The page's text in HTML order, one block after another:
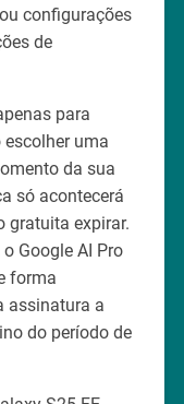
configurações
de
para
uma
da sua
só acontecerá
gratuita expirar.
Google AI Pro
forma
assinatura a
do período de